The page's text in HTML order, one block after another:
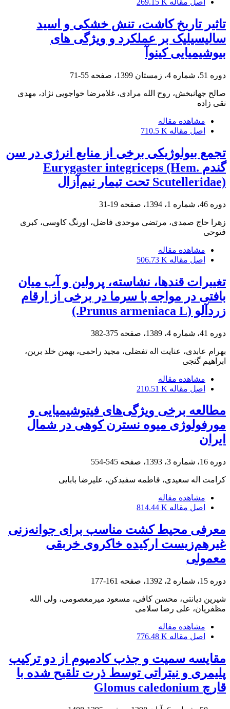
اصل مقاله 269.15 K
تاثیر تاریخ‏ کاشت، تنش‏ خشکی و اسید
سالیسیلیک بر عملکرد و ویژگی‏ های
بیوشیمیایی کینوآ
دوره 51، شماره 4، زمستان 1399، صفحه 55-71
صالح جهانبخش، روح الله مرادی، غلامرضا خواجویی نژاد، مهدی
نقی زاده
مشاهده مقاله
اصل مقاله 710.5 K
تجمع بیولوژیکی برخی از منابع انرژی در سن
گندم Eurygaster integriceps (Hem.
Scutelleridae) تحت تیمار نیم‌آزال
دوره 46، شماره 1، 1394، صفحه 19-31
زهرا حاج صمدی، مرتضی موحدی فاضل، اورنگ کاوسی، کبری
فتوحی
مشاهده مقاله
اصل مقاله 506.73 K
تغییرات قندها، نشاسته، پرولین و آب میان
بافتی در مواجه با سرما در برخی از ارقام
زردآلو (Prunus armeniaca L.)
دوره 41، شماره 4، 1389، صفحه 375-382
بهرام عابدی، عنایت اله تفضلی، مجید راحمی، بهمن خلد برین،
ابراهیم گنجی
مشاهده مقاله
اصل مقاله 210.51 K
مطالعه برخی ویژگی‌های فیتوشیمیایی و
مورفولوژی میوه نسترن کوهی در شمال
ایران
دوره 16، شماره 3، 1393، صفحه 545-554
کرامت اله سعیدی، فاطمه سفیدکن، علیرضا بابایی
مشاهده مقاله
اصل مقاله 814.44 K
معرفی محیط کشت مناسب برای جوانه‌زنی
غیرهم‌زیست ارکیده خاکروی خربقی
معمولی
دوره 15، شماره 2، 1392، صفحه 161-177
شیرین دیانتی، محسن کافی، مسعود میرمعصومی، ولی الله
مظفریان، علی رضا سلامی
مشاهده مقاله
اصل مقاله 776.48 K
مقایسه سمیت و جذب کادمیوم از دو ترکیب
پلیمری و نیتراتی توسط ذرت تلقیح شده با
قارچ Glomus caledonium